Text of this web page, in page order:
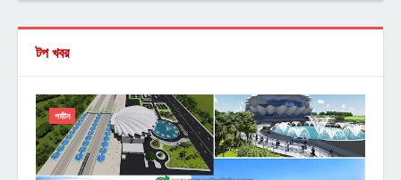
টপ খবর
পর্যটন